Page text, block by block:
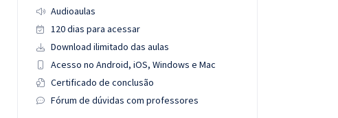
Audioaulas
120 dias para acessar
Download ilimitado das aulas
Acesso no Android, iOS, Windows e Mac
Certificado de conclusão
Fórum de dúvidas com professores